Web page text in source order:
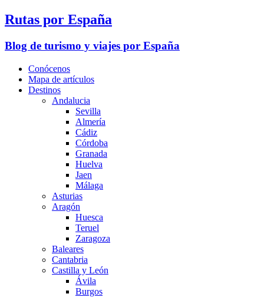
Rutas por España
Blog de turismo y viajes por España
Conócenos
Mapa de artículos
Destinos
Andalucia
Sevilla
Almería
Cádiz
Córdoba
Granada
Huelva
Jaen
Málaga
Asturias
Aragón
Huesca
Teruel
Zaragoza
Baleares
Cantabria
Castilla y León
Ávila
Burgos